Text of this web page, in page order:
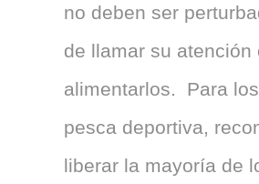
no deben ser
de llamar su atención
alimentarlos. Para
pesca deportiva,
liberar la mayoría de